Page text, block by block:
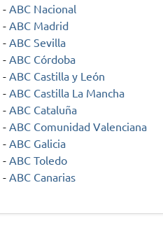
- ABC Nacional
- ABC Madrid
- ABC Sevilla
- ABC Córdoba
- ABC Castilla y León
- ABC Castilla La Mancha
- ABC Cataluña
- ABC Comunidad Valenciana
- ABC Galicia
- ABC Toledo
- ABC Canarias